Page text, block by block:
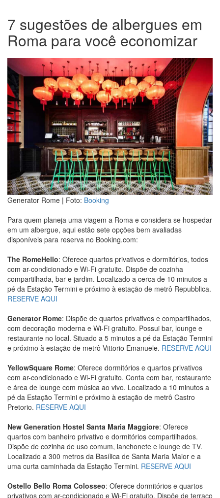
7 sugestões de albergues em
Roma para você economizar
Generator Rome | Foto: Booking
Para quem planeja uma viagem a Roma e considera se hospedar
em um albergue, aqui estão sete opções bem avaliadas
disponíveis para reserva no Booking.com:
The RomeHello: Oferece quartos privativos e dormitórios, todos
com ar-condicionado e Wi-Fi gratuito. Dispõe de cozinha
compartilhada, bar e jardim. Localizado a cerca de 10 minutos a
pé da Estação Termini e próximo à estação de metrô Repubblica.
RESERVE AQUI
Generator Rome: Dispõe de quartos privativos e compartilhados,
com decoração moderna e Wi-Fi gratuito. Possui bar, lounge e
restaurante no local. Situado a 5 minutos a pé da Estação Termini
e próximo à estação de metrô Vittorio Emanuele. RESERVE AQUI
YellowSquare Rome: Oferece dormitórios e quartos privativos
com ar-condicionado e Wi-Fi gratuito. Conta com bar, restaurante
e área de lounge com música ao vivo. Localizado a 10 minutos a
pé da Estação Termini e próximo à estação de metrô Castro
Pretorio. RESERVE AQUI
New Generation Hostel Santa Maria Maggiore: Oferece
quartos com banheiro privativo e dormitórios compartilhados.
Dispõe de cozinha de uso comum, lanchonete e lounge de TV.
Localizado a 300 metros da Basílica de Santa Maria Maior e a
uma curta caminhada da Estação Termini. RESERVE AQUI
Ostello Bello Roma Colosseo: Oferece dormitórios e quartos
privativos com ar-condicionado e Wi-Fi gratuito. Dispõe de terraço